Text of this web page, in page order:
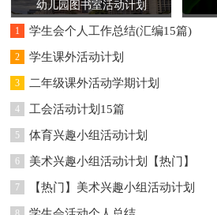
幼儿园图书室活动计划
1 学生会个人工作总结(汇编15篇)
2 学生课外活动计划
3 二年级课外活动学期计划
4 工会活动计划15篇
5 体育兴趣小组活动计划
6 美术兴趣小组活动计划【热门】
7 【热门】美术兴趣小组活动计划